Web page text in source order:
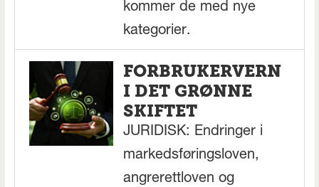
kommer de med nye
kategorier.
FORBRUKERVERN
I DET GRØNNE
SKIFTET
JURIDISK: Endringer i
markedsføringsloven,
angrerettloven og